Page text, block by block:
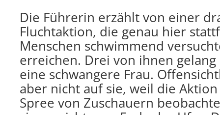
Die Führerin erzählt von einer
Fluchtaktion, die genau hier
Menschen schwimmend
erreichen. Drei von ihnen
eine schwangere Frau.
aber nicht auf sie, weil die
Spree von Zuschauern